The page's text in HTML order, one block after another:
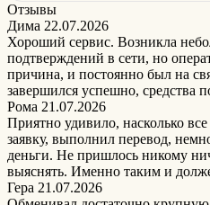
Отзывы
Дима 22.07.2026
Хороший сервис. Возникла
подтверждений в сети, но
причина, и постоянно был на
завершился успешно, средства
Рома 21.07.2026
Приятно удивило, насколько
заявку, выполнил перевод,
деньги. Не пришлось никому
выяснять. Именно таким и
Гера 21.07.2026